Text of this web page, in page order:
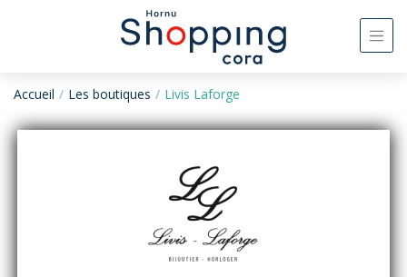
Accueil Les boutiques Livis Laforge